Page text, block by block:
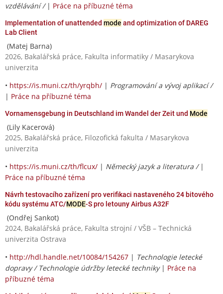
vzdělávání / | Práce na příbuzné téma
Implementation of unattended mode and optimization of DAREG
Lab Client
(Matej Barna)
2026, Bakalářská práce, Fakulta informatiky / Masarykova
univerzita
• https://is.muni.cz/th/yrqbh/ | Programování a vývoj aplikací /
| Práce na příbuzné téma
Vornamensgebung in Deutschland im Wandel der Zeit und Mode
(Lily Kacerová)
2025, Bakalářská práce, Filozofická fakulta / Masarykova
univerzita
• https://is.muni.cz/th/flcux/ | Německý jazyk a literatura / |
Práce na příbuzné téma
Návrh testovacího zařízení pro verifikaci nastaveného 24 bitového
kódu systému ATC/MODE-S pro letouny Airbus A32F
(Ondřej Sankot)
2024, Bakalářská práce, Fakulta strojní / VŠB – Technická
univerzita Ostrava
• http://hdl.handle.net/10084/154267 | Technologie letecké
dopravy / Technologie údržby letecké techniky| Práce na
příbuzné téma